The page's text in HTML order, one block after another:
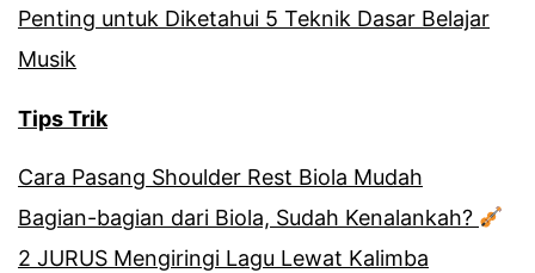
Penting untuk Diketahui 5 Teknik Dasar Belajar
Musik
Tips Trik
Cara Pasang Shoulder Rest Biola Mudah
Bagian-bagian dari Biola, Sudah Kenalankah?
2 JURUS Mengiringi Lagu Lewat Kalimba